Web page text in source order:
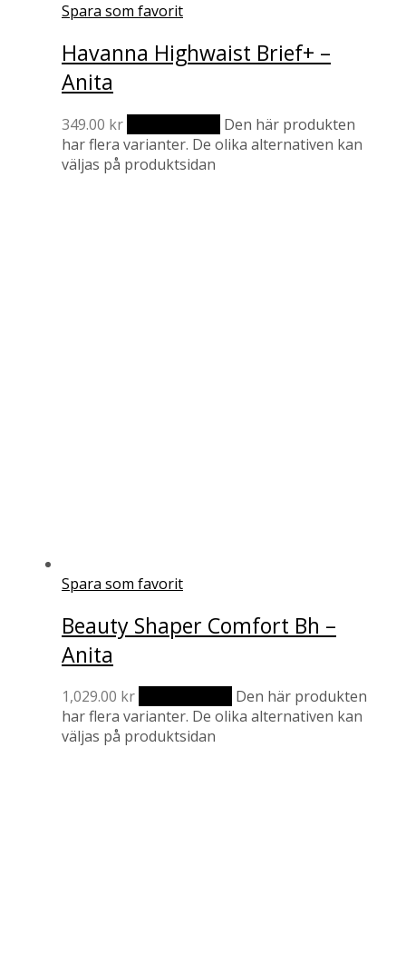
Spara som favorit
Havanna Highwaist Brief+ –
Anita
349.00 kr
Den här produkten
har flera varianter. De olika alternativen kan
väljas på produktsidan
Spara som favorit
Beauty Shaper Comfort Bh –
Anita
1,029.00 kr
Den här produkten
har flera varianter. De olika alternativen kan
väljas på produktsidan